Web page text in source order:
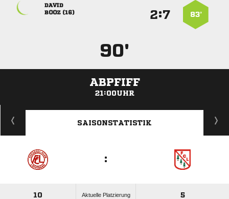
83’
:

 
90'
ABPFIFF
21:00UHR
ANZEIGE
SAISONSTATISTIK
:
10 Aktuelle Platzierung 5